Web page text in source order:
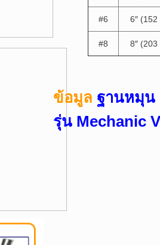
#6 6″
#8 8″
ข้อมูล ฐานหมุน
รุ่น Mechanic